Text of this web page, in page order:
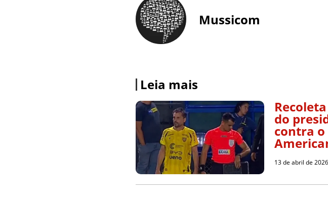
Mussicom
Leia mais
do
contra o
13 de abril de 2026